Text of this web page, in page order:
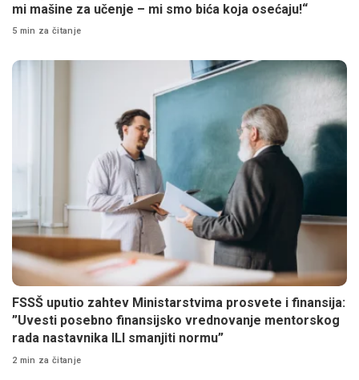
mi mašine za učenje – mi smo bića koja osećaju!“
5 min za čitanje
FSSŠ uputio zahtev Ministarstvima prosvete i finansija:
”Uvesti posebno finansijsko vrednovanje mentorskog
rada nastavnika ILI smanjiti normu”
2 min za čitanje